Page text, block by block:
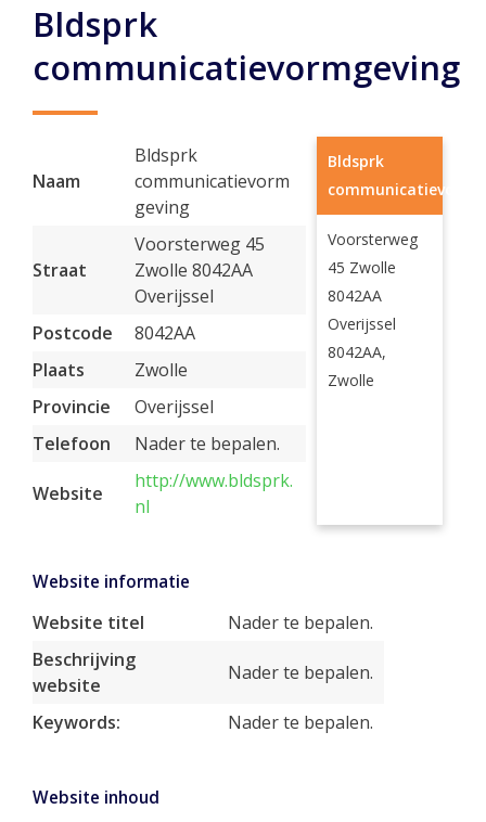
Bldsprk
communicatievormgeving
Naam
Bldsprk
communicatievorm
geving
Straat
Voorsterweg 45
Zwolle 8042AA
Overijssel
Postcode
8042AA
Plaats
Zwolle
Provincie
Overijssel
Telefoon
Nader te bepalen.
Website
http://www.bldsprk.
nl
Bldsprk
Voorsterweg
45 Zwolle
8042AA
Overijssel
8042AA,
Zwolle
Website informatie
Website titel
Nader te bepalen.
Beschrijving
website
Nader te bepalen.
Keywords: Nader te bepalen.
Website inhoud